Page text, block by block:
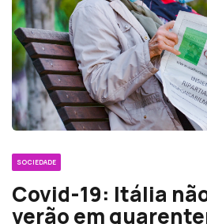
SOCIEDADE
Covid-19: Itália
verão em